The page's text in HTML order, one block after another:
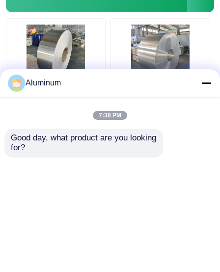
Bobine d'aluminium
bâtiments
meilleur prix
Bobine d'aluminium
prélaquée
meilleur prix
Aluminum
7:38 PM
Good day, what product are you looking
for?